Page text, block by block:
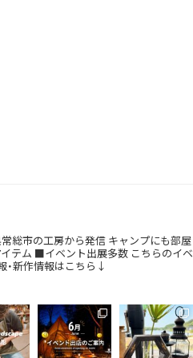
総市の工房から発信 キャンプにも部屋
テム ■イベント出展多数 こちらのイベ
・新作情報はこちら↓